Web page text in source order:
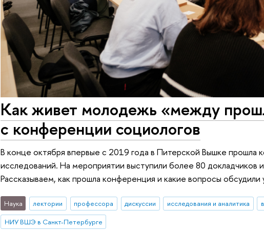
Как живет молодежь «между
с конференции социологов
В конце октября впервые с 2019 года в Питерской Вышке
исследований. На мероприятии выступили более 80 докладчиков
Рассказываем, как прошла конференция и какие вопросы обсудили
Наука лектории профессора дискуссии исследования и аналитика
НИУ ВШЭ в Санкт-Петербурге